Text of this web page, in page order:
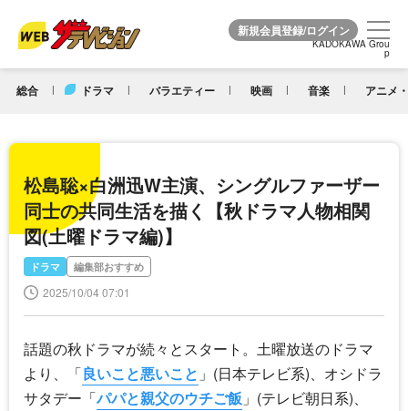
KADOKAWA Grou
p
総合 ドラマ バラエティー 映画 音楽 アニメ
KADOKAWA Grou
p
松島聡×白洲迅W主演、シングルファーザー
同士の共同生活を描く【秋ドラマ人物相関
図(土曜ドラマ編)】
ドラマ 編集部おすすめ
2025/10/04 07:01
話題の秋ドラマが続々とスタート。土曜放送のドラマ
より、「良いこと悪いこと 」(日本テレビ系)、オシドラ
サタデー「パパと親父のウチご飯 」(テレビ朝日系)、